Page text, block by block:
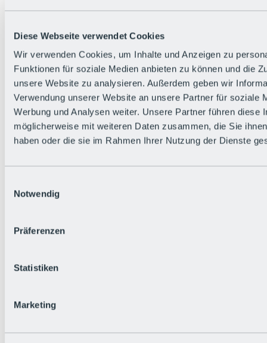
Diese Webseite verwendet Cookies
Wir verwenden Cookies, um Inhalte und Anzeigen zu
Funktionen für soziale Medien anbieten zu können und die
unsere Website zu analysieren. Außerdem geben wir
Verwendung unserer Website an unsere Partner für soziale
Werbung und Analysen weiter. Unsere Partner führen diese
möglicherweise mit weiteren Daten zusammen, die Sie
haben oder die sie im Rahmen Ihrer Nutzung der Dienste
Notwendig
Präferenzen
Statistiken
Marketing
Alle Live-Infos
Wetter
Hüttenstatus
Livecams
Urlaubsregion